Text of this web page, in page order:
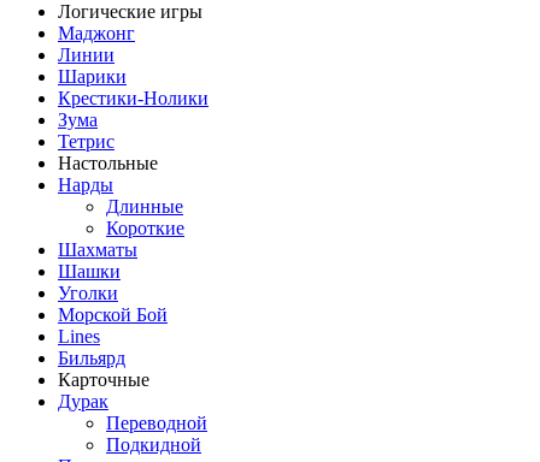
Логические игры
Маджонг
Линии
Шарики
Крестики-Нолики
Зума
Тетрис
Настольные
Нарды
Длинные
Короткие
Шахматы
Шашки
Уголки
Морской Бой
Lines
Бильярд
Карточные
Дурак
Переводной
Подкидной